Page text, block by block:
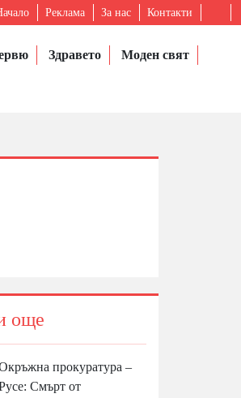
Реклама За нас Контакти
Здравето
Моден свят
още
прокуратура –
Смърт от